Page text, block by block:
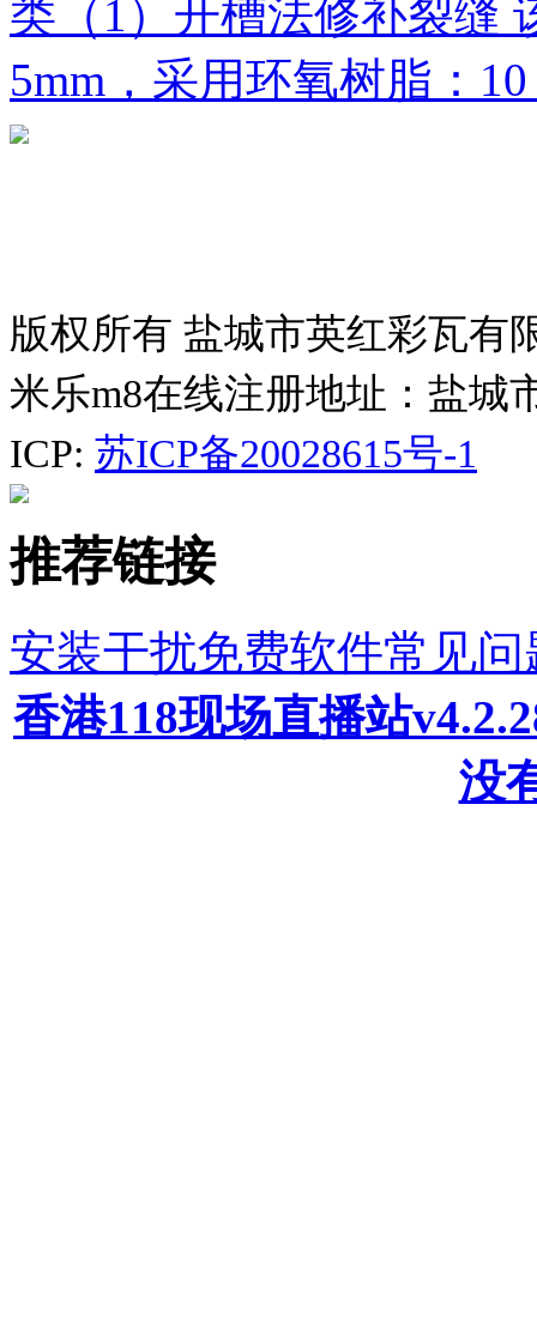
类（1）开槽法修补裂缝
5mm，采用环氧树脂：
版权所有 盐城市英红彩瓦有
米乐m8在线注册地址：盐城
ICP: 苏ICP备20028615号-1
推荐链接
安装干扰免费软件常见
香港118现场直播站
没